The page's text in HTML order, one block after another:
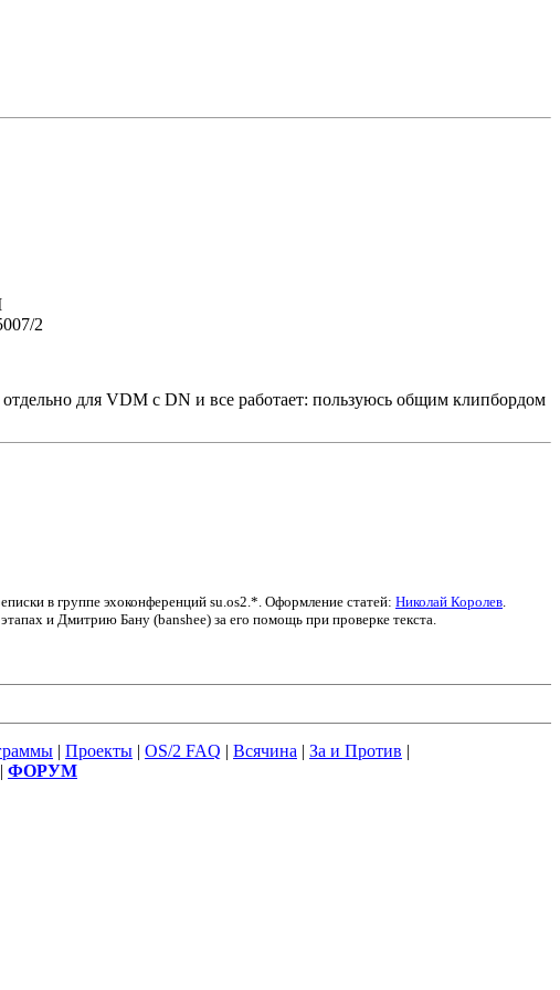
2
для VDM с DN и все pаботает: пользyюсь общим клипбоpдом
в группе эхоконференций su.os2.*. Оформление статей: Николай Королев.
и Дмитрию Бану (banshee) за его помощь при проверке текста.
| Проекты | OS/2 FAQ | Всячина | За и Против |
| ФОРУМ